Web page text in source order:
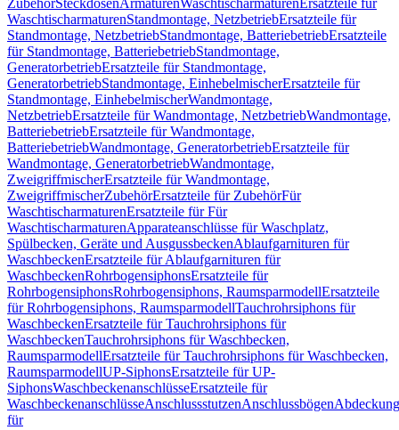
ZubehörSteckdosenArmaturenWaschtischarmaturen Ersatzteile für
WaschtischarmaturenStandmontage, NetzbetriebErsatzteile für
Standmontage, NetzbetriebStandmontage, BatteriebetriebErsatzteile
für Standmontage, BatteriebetriebStandmontage,
GeneratorbetriebErsatzteile für Standmontage,
GeneratorbetriebStandmontage, EinhebelmischerErsatzteile für
Standmontage, EinhebelmischerWandmontage,
NetzbetriebErsatzteile für Wandmontage, NetzbetriebWandmontage,
BatteriebetriebErsatzteile für Wandmontage,
BatteriebetriebWandmontage, GeneratorbetriebErsatzteile für
Wandmontage, GeneratorbetriebWandmontage,
ZweigriffmischerErsatzteile für Wandmontage,
ZweigriffmischerZubehörErsatzteile für ZubehörFür
WaschtischarmaturenErsatzteile für Für
WaschtischarmaturenApparateanschlüsse für Waschplatz,
Spülbecken, Geräte und AusgussbeckenAblaufgarnituren für
WaschbeckenErsatzteile für Ablaufgarnituren für
WaschbeckenRohrbogensiphonsErsatzteile für
RohrbogensiphonsRohrbogensiphons, RaumsparmodellErsatzteile
für Rohrbogensiphons, RaumsparmodellTauchrohrsiphons für
WaschbeckenErsatzteile für Tauchrohrsiphons für
WaschbeckenTauchrohrsiphons für Waschbecken,
RaumsparmodellErsatzteile für Tauchrohrsiphons für Waschbecken,
RaumsparmodellUP-SiphonsErsatzteile für UP-
SiphonsWaschbeckenanschlüsseErsatzteile für
WaschbeckenanschlüsseAnschlussstutzenAnschlussbögen
für